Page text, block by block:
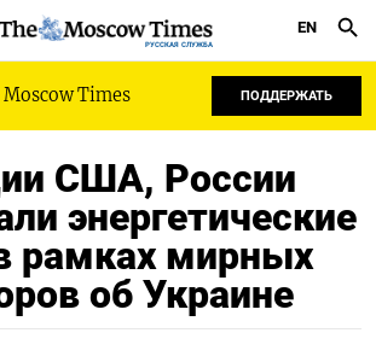
РУССКАЯ СЛУЖБА
EN
Times ПОДДЕРЖАТЬ
США, России
энергетические
рамках мирных
об Украине